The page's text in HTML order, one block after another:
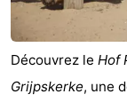
Découvrez le Hof
Grijpskerke, une